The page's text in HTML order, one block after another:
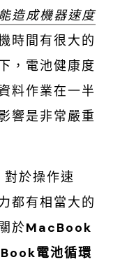
造成機器速度
時間有很大的
，電池健康度
料作業在一半
響是非常嚴重
於操作速
都有相當大的
於MacBook
電池循環